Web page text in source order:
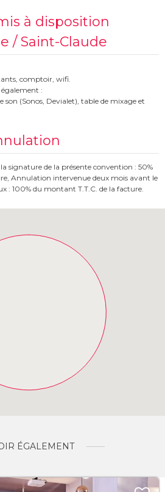
à disposition
/ Saint-Claude
comptoir, wifi.
:
son (Sonos, Devialet), table de mixage et
signature de la présente convention : 50%
Annulation intervenue deux mois avant le
: 100% du montant T.T.C. de la facture.
ÉGALEMENT